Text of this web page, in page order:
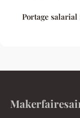
Portage salarial